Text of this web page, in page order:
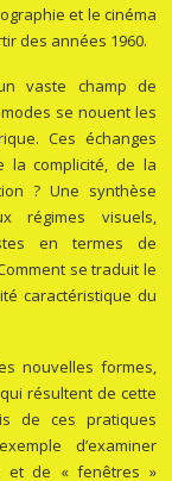
et le cinéma
des années 1960.
vaste champ de
se nouent les
Ces échanges
la complicité, de la
? Une synthèse
régimes visuels,
en termes de
se traduit le
caractéristique du
nouvelles formes,
résultent de cette
de ces pratiques
d’examiner
et de « fenêtres »